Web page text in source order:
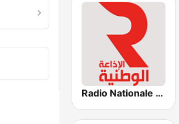
Radio Nationale (الإذاعة الوطنية)